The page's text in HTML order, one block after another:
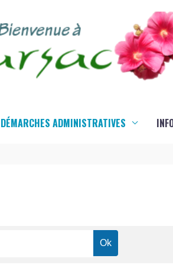
DÉMARCHES ADMINISTRATIVES